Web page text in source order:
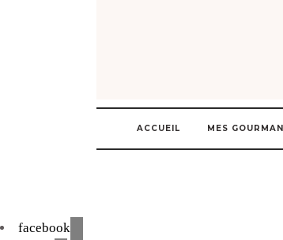
ACCUEIL MES
facebook